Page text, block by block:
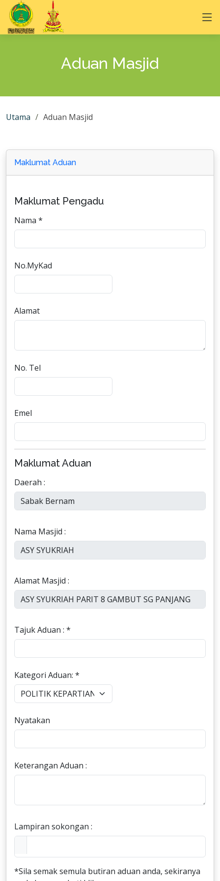
Aduan Masjid
Utama Aduan Masjid
Maklumat Aduan
Maklumat Pengadu
Nama *
No.MyKad
Alamat
No. Tel
Emel
Maklumat Aduan
Daerah :
Nama Masjid :
Alamat Masjid :
Tajuk Aduan : *
Kategori Aduan: *
Nyatakan
Keterangan Aduan :
Lampiran sokongan :
*Sila semak semula butiran aduan anda, sekiranya